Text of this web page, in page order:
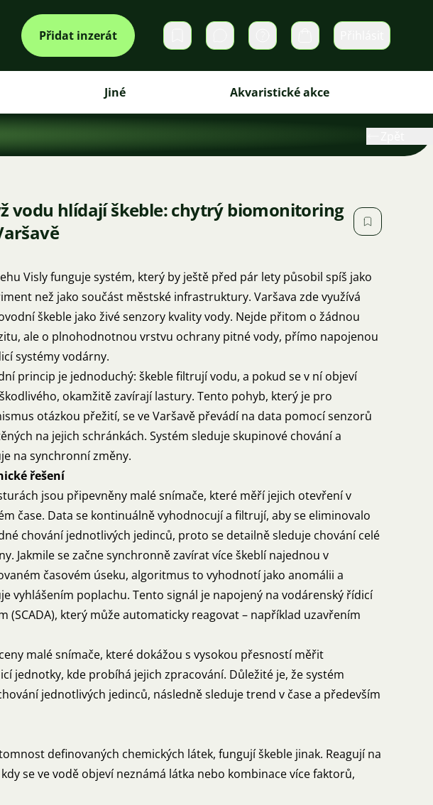
Přidat inzerát Soukromé zprávy Košík
Jiné Akvaristické akce
vodu hlídají škeble: chytrý biomonitoring
Visly funguje systém, který by ještě před pár lety působil spíš jako
než jako součást městské infrastruktury. Varšava zde využívá
škeble jako živé senzory kvality vody. Nejde přitom o žádnou
ale o plnohodnotnou vrstvu ochrany pitné vody, přímo napojenou
systémy vodárny.
princip je jednoduchý: škeble filtrují vodu, a pokud se v ní objeví
okamžitě zavírají lastury. Tento pohyb, který je pro
otázkou přežití, se ve Varšavě převádí na data pomocí senzorů
na jejich schránkách. Systém sleduje skupinové chování a
na synchronní změny.
řešení
jsou připevněny malé snímače, které měří jejich otevření v
čase. Data se kontinuálně vyhodnocují a filtrují, aby se eliminovalo
chování jednotlivých jedinců, proto se detailně sleduje chování celé
Jakmile se začne synchronně zavírat více škeblí najednou v
časovém úseku, algoritmus to vyhodnotí jako anomálii a
vyhlášením poplachu. Tento signál je napojený na vodárenský řídicí
(SCADA), který může automaticky reagovat – například uzavřením
malé snímače, které dokážou s vysokou přesností měřit
jednotky, kde probíhá jejich zpracování. Důležité je, že systém
jednotlivých jedinců, následně sleduje trend v čase a především
definovaných chemických látek, fungují škeble jinak. Reagují na
se ve vodě objeví neznámá látka nebo kombinace více faktorů,